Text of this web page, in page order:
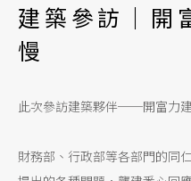
建築參訪｜開
慢
此次參訪建築夥伴──開富力
財務部、行政部等各部門的同